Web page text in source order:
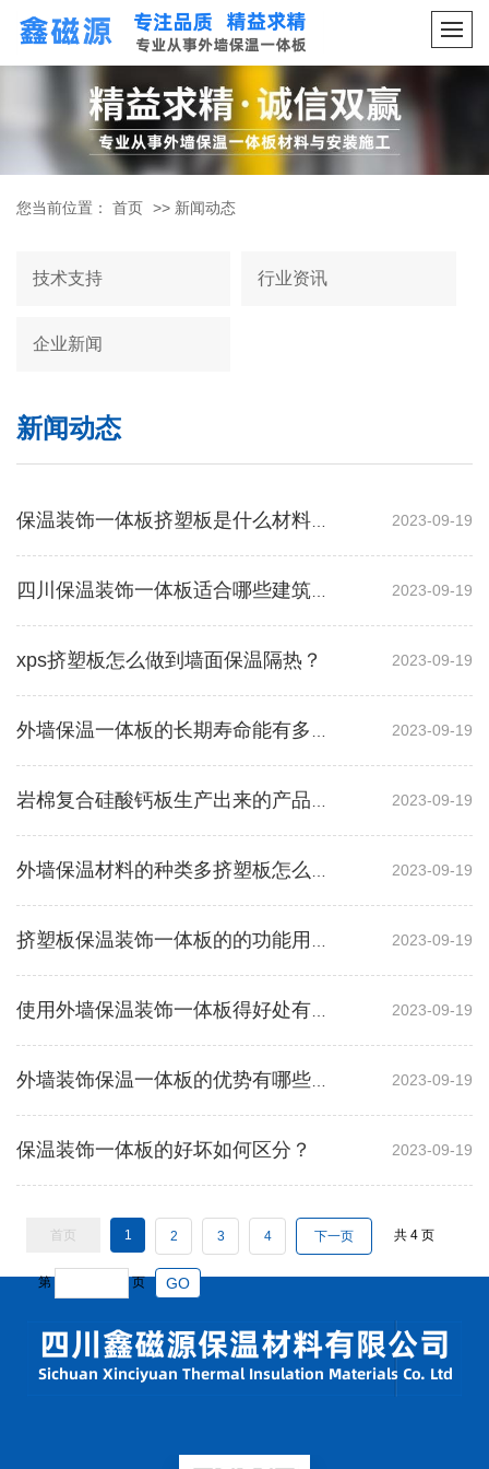
您当前位置： 首页 >> 新闻动态
技术支持 行业资讯
企业新闻
新闻动态
2023-09-19
2023-09-19
xps挤塑板怎么做到墙面保温隔热？ 2023-09-19
2023-09-19
2023-09-19
2023-09-19
2023-09-19
2023-09-19
2023-09-19
保温装饰一体板的好坏如何区分？ 2023-09-19
首页 1 2 3 4 下一页 共 4 页
第 页 GO